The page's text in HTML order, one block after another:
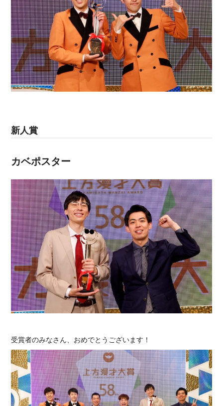
新人賞
カベポスター
受賞者のみなさん、おめでとうございます！